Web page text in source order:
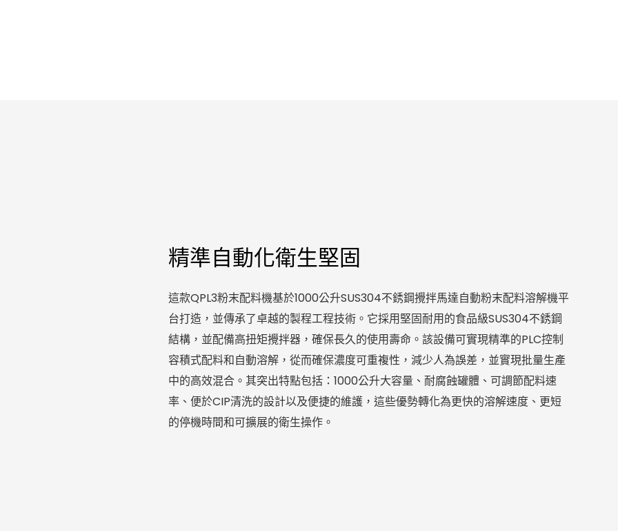
精準自動化衛生堅固
這款QPL3粉末配料機基於1000公升SUS304不銹鋼攪拌馬達自動粉末配料溶解機平
台打造，並傳承了卓越的製程工程技術。它採用堅固耐用的食品級SUS304不銹鋼
結構，並配備高扭矩攪拌器，確保長久的使用壽命。該設備可實現精準的PLC控制
容積式配料和自動溶解，從而確保濃度可重複性，減少人為誤差，並實現批量生產
中的高效混合。其突出特點包括：1000公升大容量、耐腐蝕罐體、可調節配料速
率、便於CIP清洗的設計以及便捷的維護，這些優勢轉化為更快的溶解速度、更短
的停機時間和可擴展的衛生操作。